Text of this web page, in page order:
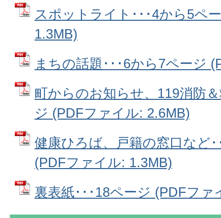
スポットライト･･･4から5ペ
1.3MB)
まちの話題･･･6から7ページ
町からのお知らせ、119消防
ジ (PDFファイル: 2.6MB)
健康ひろば、戸籍の窓口など
(PDFファイル: 1.3MB)
裏表紙･･･18ページ (PDFファ